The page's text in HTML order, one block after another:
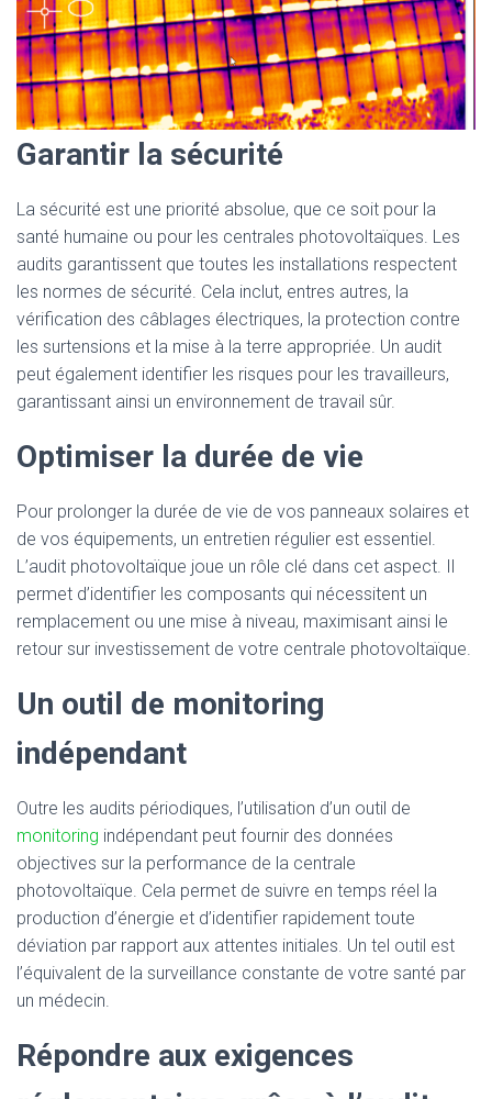
Garantir la sécurité
La sécurité est une priorité absolue, que ce soit pour la
santé humaine ou pour les centrales photovoltaïques. Les
audits garantissent que toutes les installations respectent
les normes de sécurité. Cela inclut, entres autres, la
vérification des câblages électriques, la protection contre
les surtensions et la mise à la terre appropriée. Un audit
peut également identifier les risques pour les travailleurs,
garantissant ainsi un environnement de travail sûr.
Optimiser la durée de vie
Pour prolonger la durée de vie de vos panneaux solaires et
de vos équipements, un entretien régulier est essentiel.
L’audit photovoltaïque joue un rôle clé dans cet aspect. Il
permet d’identifier les composants qui nécessitent un
remplacement ou une mise à niveau, maximisant ainsi le
retour sur investissement de votre centrale photovoltaïque.
Un outil de monitoring
indépendant
Outre les audits périodiques, l’utilisation d’un outil de
monitoring indépendant peut fournir des données
objectives sur la performance de la centrale
photovoltaïque. Cela permet de suivre en temps réel la
production d’énergie et d’identifier rapidement toute
déviation par rapport aux attentes initiales. Un tel outil est
l’équivalent de la surveillance constante de votre santé par
un médecin.
Répondre aux exigences